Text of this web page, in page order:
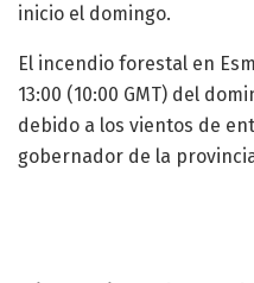
inicio el domingo.
El incendio forestal en
13:00 (10:00 GMT) del
debido a los vientos de
gobernador de la